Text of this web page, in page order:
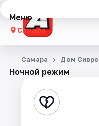
Меню
Самара
Концерты
Стендап
Ночной режим
Самара Дом Сивре